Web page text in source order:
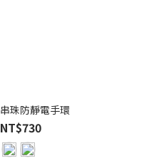
串珠防靜電手環
NT$730